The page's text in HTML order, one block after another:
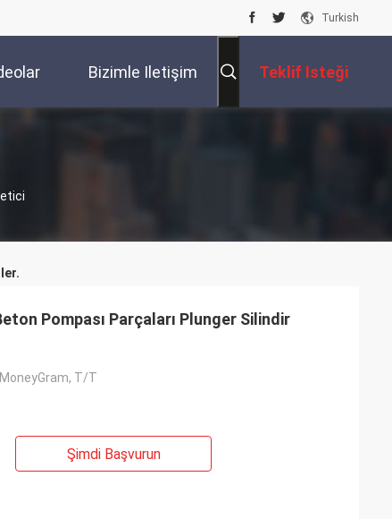
Turkish
Bizimle Iletişim Teklif Isteği
Pompası Parçaları Plunger Silindir
T/T
Şimdi Başvurun